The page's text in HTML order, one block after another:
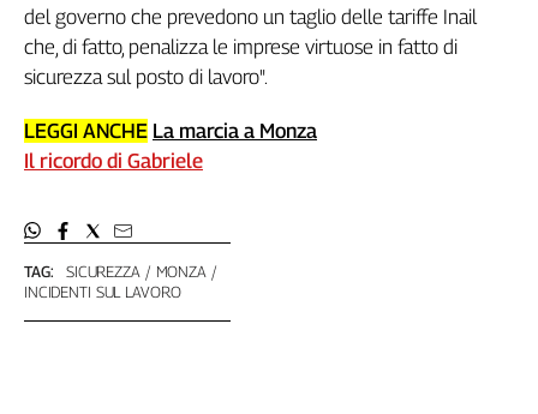
Territori
Abruzzo-
Molise
Alto
Adige
Basilicata
Campania
Emilia-
Romagna
Friuli
TAG: SICUREZZA
MONZA
INCIDENTI SUL LAVORO
del governo che prevedono un taglio delle tariffe Inail
che, di fatto, penalizza le imprese virtuose in fatto di
sicurezza sul posto di lavoro".
LEGGI ANCHE La marcia a Monza
Il ricordo di Gabriele